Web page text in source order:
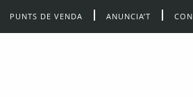
PUNTS DE VENDA ANUNCIA’T